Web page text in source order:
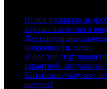
Honda раскрыла
хорошо известного
Две популярные
подробности, цены
В России стартовали
гарантией:
Китайский «крузак»
внутри?